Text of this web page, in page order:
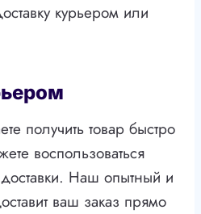
курьером или
получить товар быстро
воспользоваться
доставки. Наш опытный и
ваш заказ прямо